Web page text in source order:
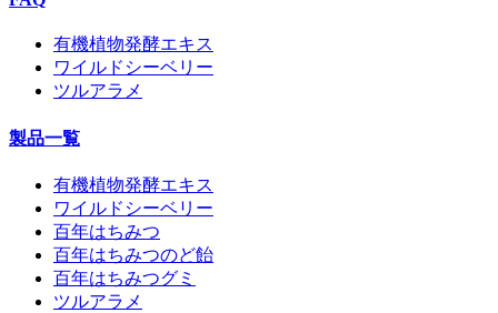
有機植物発酵エキス
ワイルドシーベリー
ツルアラメ
製品一覧
有機植物発酵エキス
ワイルドシーベリー
百年はちみつ
百年はちみつのど飴
百年はちみつグミ
ツルアラメ